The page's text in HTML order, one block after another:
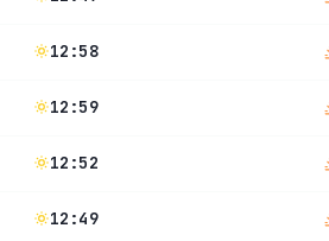
12:58
12:59
12:52
12:49